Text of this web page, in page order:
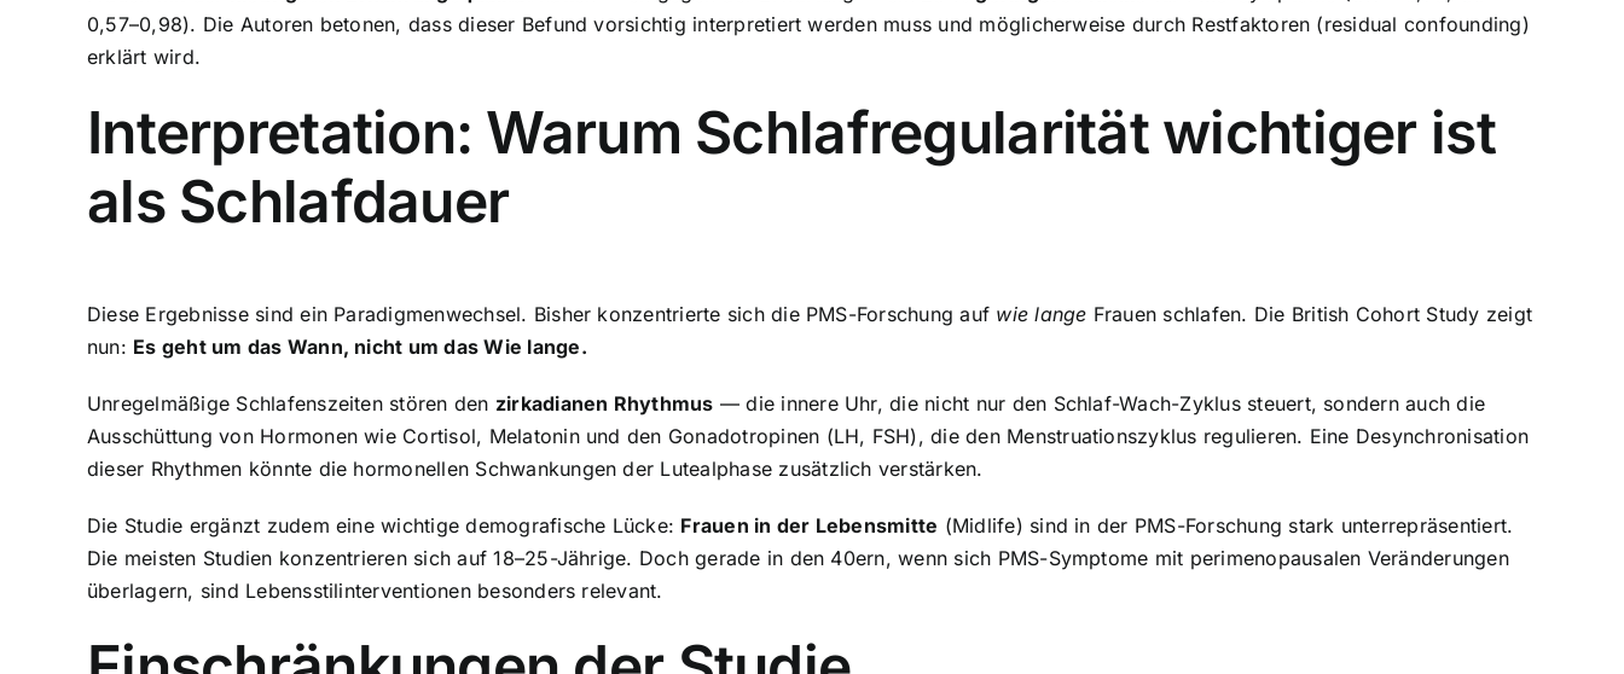
0,57–0,98). Die Autoren betonen, dass dieser Befund vorsichtig interpretiert werden muss und möglicherweise durch Restfaktoren (residual confounding)
erklärt wird.
Interpretation: Warum Schlafregularität wichtiger ist
als Schlafdauer
Diese Ergebnisse sind ein Paradigmenwechsel. Bisher konzentrierte sich die PMS-Forschung auf wie lange Frauen schlafen. Die British Cohort Study zeigt
nun: Es geht um das Wann, nicht um das Wie lange.
Unregelmäßige Schlafenszeiten stören den zirkadianen Rhythmus — die innere Uhr, die nicht nur den Schlaf-Wach-Zyklus steuert, sondern auch die
Ausschüttung von Hormonen wie Cortisol, Melatonin und den Gonadotropinen (LH, FSH), die den Menstruationszyklus regulieren. Eine Desynchronisation
dieser Rhythmen könnte die hormonellen Schwankungen der Lutealphase zusätzlich verstärken.
Die Studie ergänzt zudem eine wichtige demografische Lücke: Frauen in der Lebensmitte (Midlife) sind in der PMS-Forschung stark unterrepräsentiert.
Die meisten Studien konzentrieren sich auf 18–25-Jährige. Doch gerade in den 40ern, wenn sich PMS-Symptome mit perimenopausalen Veränderungen
überlagern, sind Lebensstilinterventionen besonders relevant.